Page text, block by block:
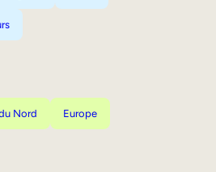
Nord Europe